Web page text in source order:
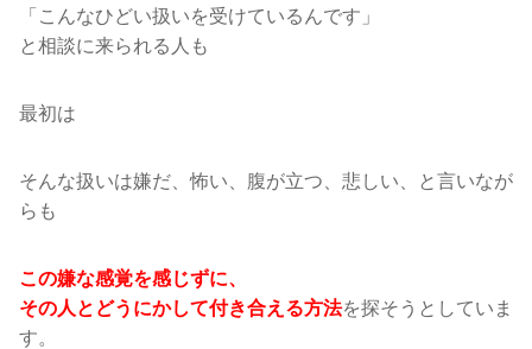
「こんなひどい扱いを受けているんです」
と相談に来られる人も
最初は
そんな扱いは嫌だ、怖い、腹が立つ、悲しい、と言いなが
らも
この嫌な感覚を感じずに、
その人とどうにかして付き合える方法を探そうとしていま
す。